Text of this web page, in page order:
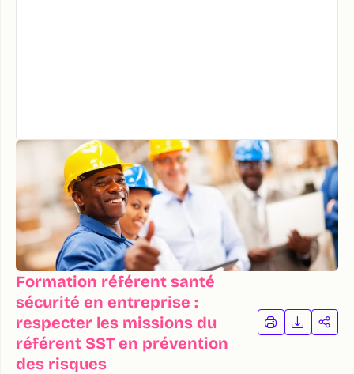
Formation référent santé
sécurité en entreprise :
respecter les missions du
référent SST en prévention
des risques
IMPRIMER
LA
LA